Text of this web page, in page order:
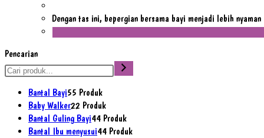
Dengan tas ini, bepergian bersama bayi menjadi lebih
Pencarian
Bantal Bayi55 Produk
Baby Walker22 Produk
Bantal Guling Bayi44 Produk
Bantal Ibu menyusui44 Produk